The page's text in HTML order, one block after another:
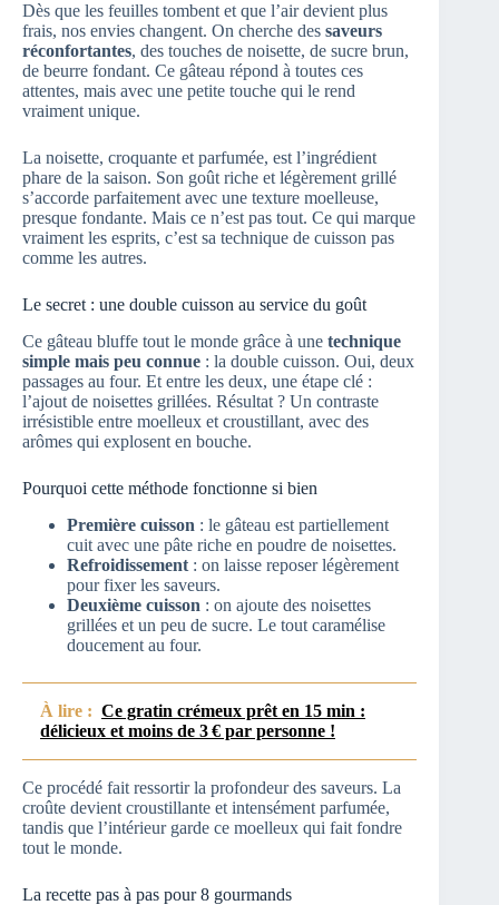
Dès que les feuilles tombent et que l’air devient plus
frais, nos envies changent. On cherche des saveurs
réconfortantes, des touches de noisette, de sucre brun,
de beurre fondant. Ce gâteau répond à toutes ces
attentes, mais avec une petite touche qui le rend
vraiment unique.
La noisette, croquante et parfumée, est l’ingrédient
phare de la saison. Son goût riche et légèrement grillé
s’accorde parfaitement avec une texture moelleuse,
presque fondante. Mais ce n’est pas tout. Ce qui marque
vraiment les esprits, c’est sa technique de cuisson pas
comme les autres.
Le secret : une double cuisson au service du goût
Ce gâteau bluffe tout le monde grâce à une technique
simple mais peu connue : la double cuisson. Oui, deux
passages au four. Et entre les deux, une étape clé :
l’ajout de noisettes grillées. Résultat ? Un contraste
irrésistible entre moelleux et croustillant, avec des
arômes qui explosent en bouche.
Pourquoi cette méthode fonctionne si bien
Première cuisson : le gâteau est partiellement
cuit avec une pâte riche en poudre de noisettes.
Refroidissement : on laisse reposer légèrement
pour fixer les saveurs.
Deuxième cuisson : on ajoute des noisettes
grillées et un peu de sucre. Le tout caramélise
doucement au four.
À lire : Ce gratin crémeux prêt en 15 min :
délicieux et moins de 3 € par personne !
Ce procédé fait ressortir la profondeur des saveurs. La
croûte devient croustillante et intensément parfumée,
tandis que l’intérieur garde ce moelleux qui fait fondre
tout le monde.
La recette pas à pas pour 8 gourmands